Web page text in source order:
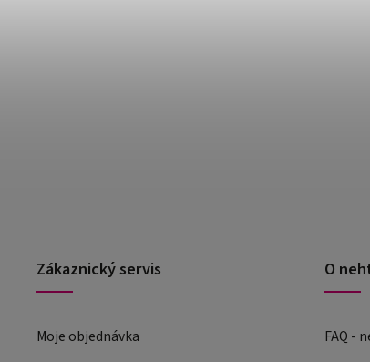
Zákaznický servis
Moje objednávka
O
FAQ -